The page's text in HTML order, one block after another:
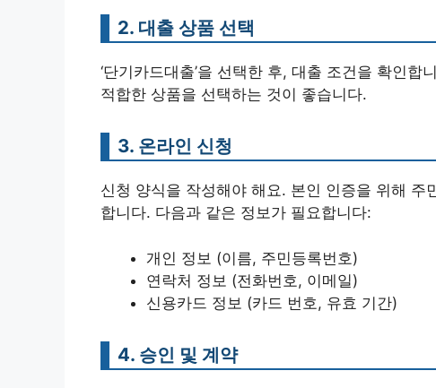
2. 대출 상품 선택
‘단기카드대출’을 선택한 후, 대출 조건을 확인
적합한 상품을 선택하는 것이 좋습니다.
3. 온라인 신청
신청 양식을 작성해야 해요. 본인 인증을 위해
합니다. 다음과 같은 정보가 필요합니다:
개인 정보 (이름, 주민등록번호)
연락처 정보 (전화번호, 이메일)
신용카드 정보 (카드 번호, 유효 기간)
4. 승인 및 계약